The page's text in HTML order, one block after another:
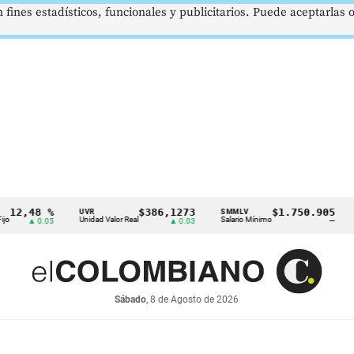
% UVR
Unidad Valor Real
$386,1273
▲ 0.03
SMMLV
Salario Mínimo
$1.750.905 BRENT
Petróleo
Sábado, 8 de Agosto de 2026
estadísticos, funcionales y publicitarios. Puede aceptarlas